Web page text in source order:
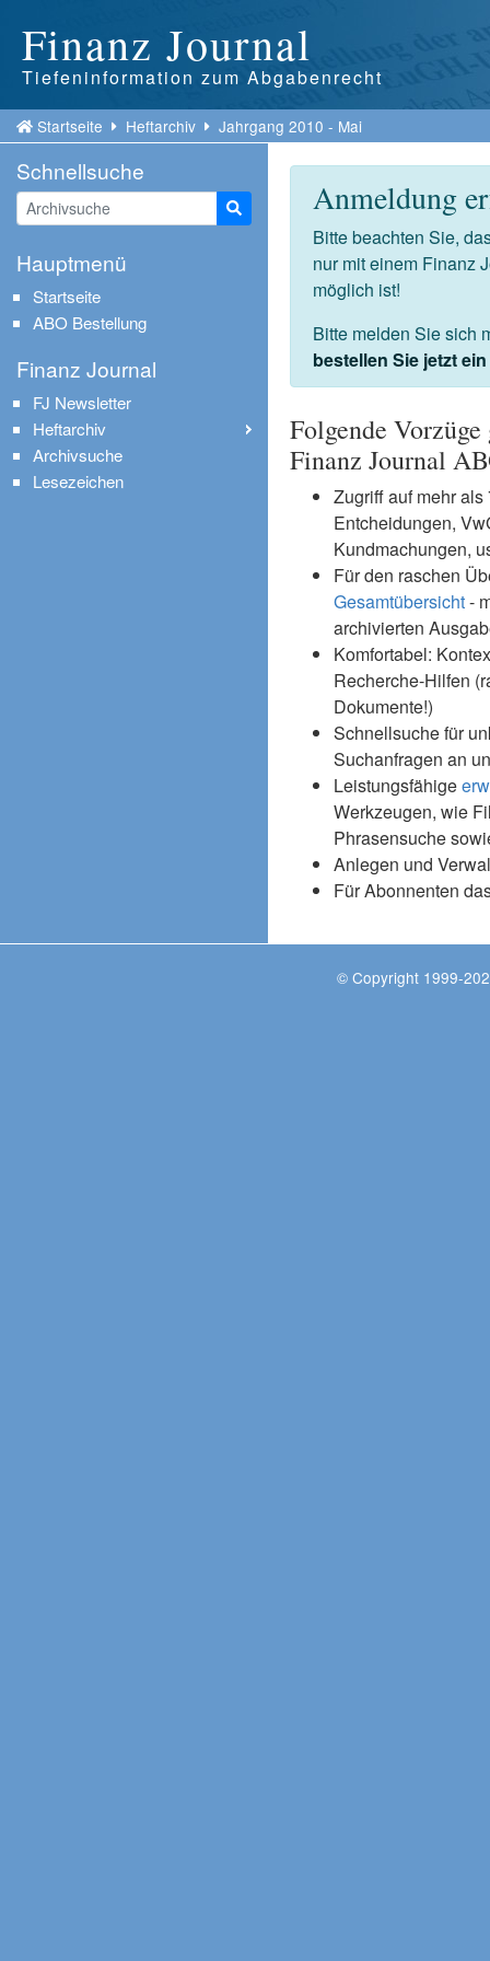
Finanz Journal
Tiefeninformation zum Abgabenrecht
Startseite Heftarchiv Jahrgang 2010 - Mai
Anmeldung
Bitte beachten Sie,
nur mit einem Finanz
möglich ist!
Bitte melden Sie sich
bestellen Sie jetzt
Folgende
Finanz Journal
Zugriff auf mehr
Entcheidungen,
Kundmachungen,
Für den raschen
Gesamtübersicht-
archivierten
Komfortabel:
Recherche-Hilfen
Dokumente!)
Schnellsuche für
Suchanfragen an
Leistungsfähige
Werkzeugen, wie
Phrasensuche
Anlegen und
Für Abonnenten
Schnellsuche
Suche starten
Hauptmenü
Startseite
ABO Bestellung
Finanz Journal
FJ Newsletter
Heftarchiv
Archivsuche
Lesezeichen
© Copyright 1999-